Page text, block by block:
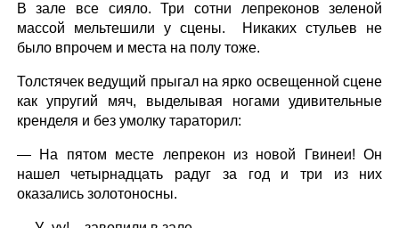
В зале все сияло. Три сотни лепреконов зеленой
массой мельтешили у сцены. Никаких стульев не
было впрочем и места на полу тоже.
Толстячек ведущий прыгал на ярко освещенной сцене
как упругий мяч, выделывая ногами удивительные
кренделя и без умолку тараторил:
— На пятом месте лепрекон из новой Гвинеи! Он
нашел четырнадцать радуг за год и три из них
оказались золотоносны.